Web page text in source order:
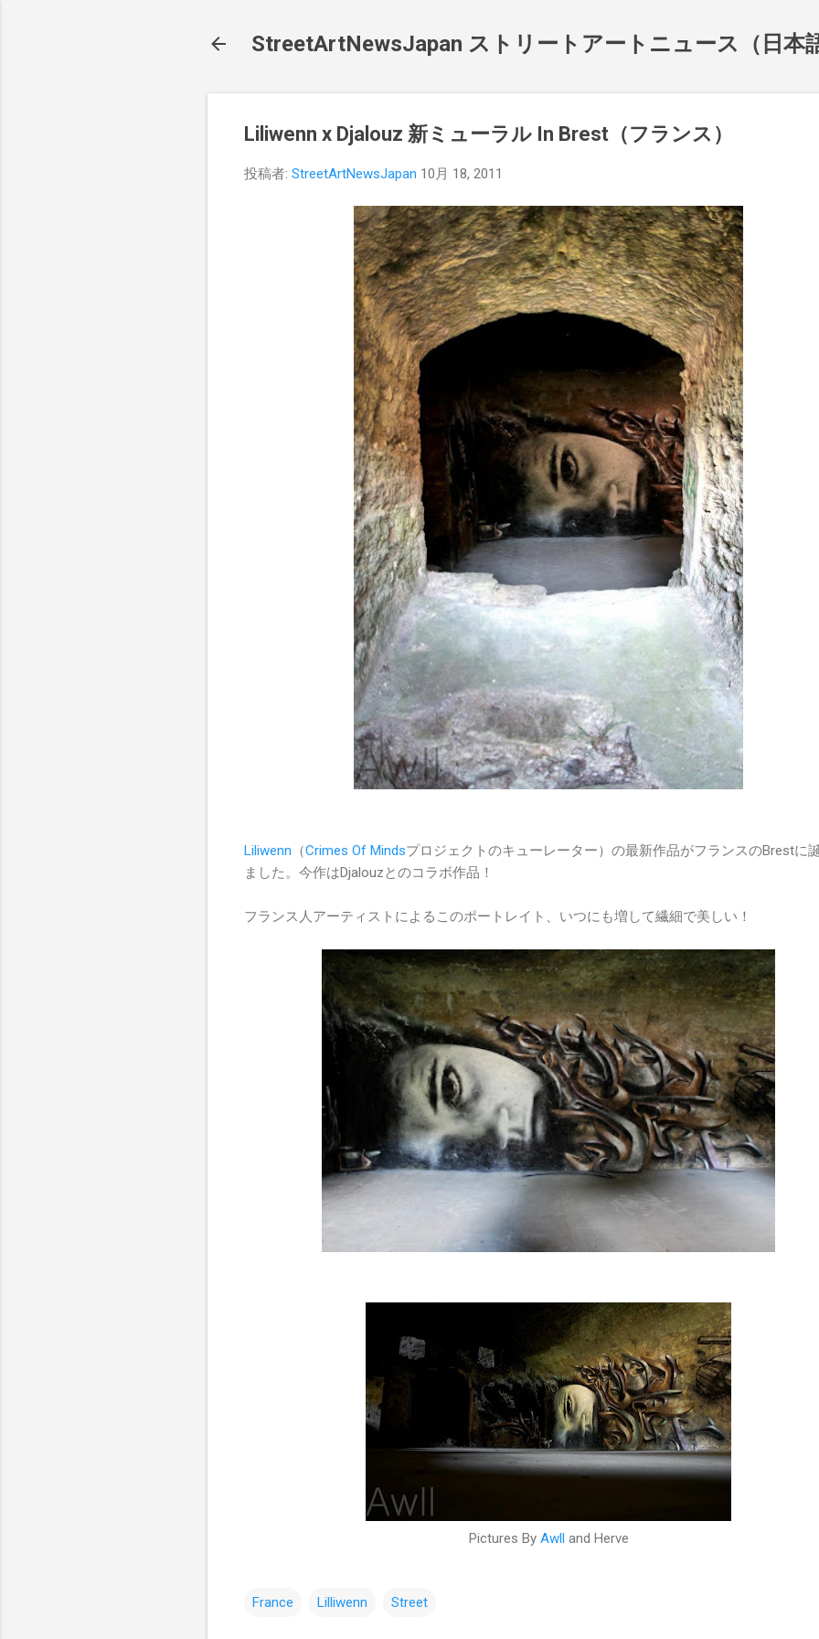
StreetArtNewsJapan ストリートアートニュース（日本
Liliwenn x Djalouz 新ミューラル In Brest（フランス）
投稿者: StreetArtNewsJapan 10月 18, 2011
Liliwenn （Crimes Of Mindsプロジェクトのキューレーター）の最新作品がフランスのBrestに
ました。今作はDjalouzとのコラボ作品！
フランス人アーティストによるこのポートレイト、いつにも増して繊細で美しい！
Pictures By Awll and Herve
France Lilliwenn Street